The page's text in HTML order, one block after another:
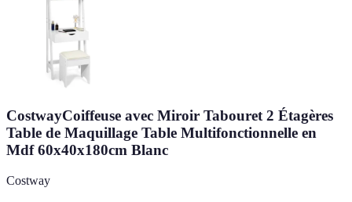
CostwayCoiffeuse avec Miroir Tabouret 2 Étagères
Table de Maquillage Table Multifonctionnelle en
Mdf 60x40x180cm Blanc
Costway